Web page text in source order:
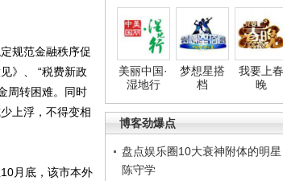
美丽中国·
湿地行
梦想星搭
档
我要上春
晚
博客劲爆点
盘点娱乐圈10大衰神附体的明星
陈守学
规范金融秩序促
》、 “税费新政
周转困难。同时
上浮，不得变相
月底，该市本外